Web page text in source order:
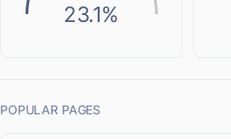
23.1%
POPULAR PAGES